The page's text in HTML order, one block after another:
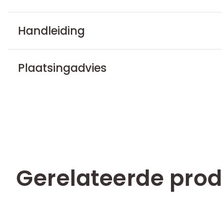
Handleiding
Plaatsingadvies
Gerelateerde